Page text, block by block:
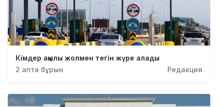
Экономика
Әлемде
Қоғам
Білім және Ғылым
Оқиға
Ауа райы
Денсаулық
Кімдер ақылы жолмен тегін жүре алады
2 апта бұрын
Редакция